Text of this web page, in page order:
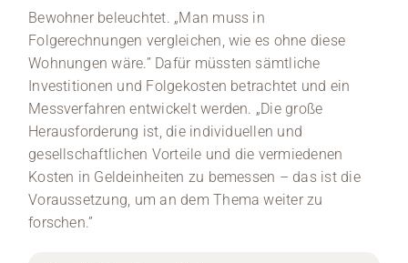
Bewohner beleuchtet. „Man muss in
Folgerechnungen vergleichen, wie es ohne diese
Wohnungen wäre.” Dafür müssten sämtliche
Investitionen und Folgekosten betrachtet und ein
Messverfahren entwickelt werden. „Die große
Herausforderung ist, die individuellen und
gesellschaftlichen Vorteile und die vermiedenen
Kosten in Geldeinheiten zu bemessen – das ist die
Voraussetzung, um an dem Thema weiter zu
forschen.”